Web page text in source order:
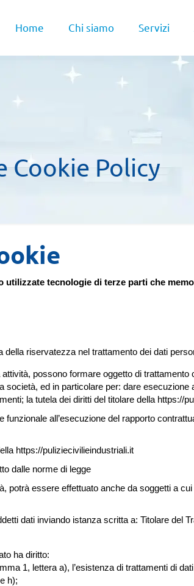
Home Chi siamo Servizi
Cookie Policy
tecnologie di terze parti che
della riservatezza nel trattamento dei dati
possono formare oggetto di
ed in particolare per: dare
la tutela dei diritti del titolare della https://
all’esecuzione del rapporto
https://puliziecivilieindustriali.it
dalle norme di legge
potrà essere effettuato anche da soggetti a
dati inviando istanza scritta a: Titolare del
ha diritto:
1, lettera a), l’esistenza di trattamenti di
h);